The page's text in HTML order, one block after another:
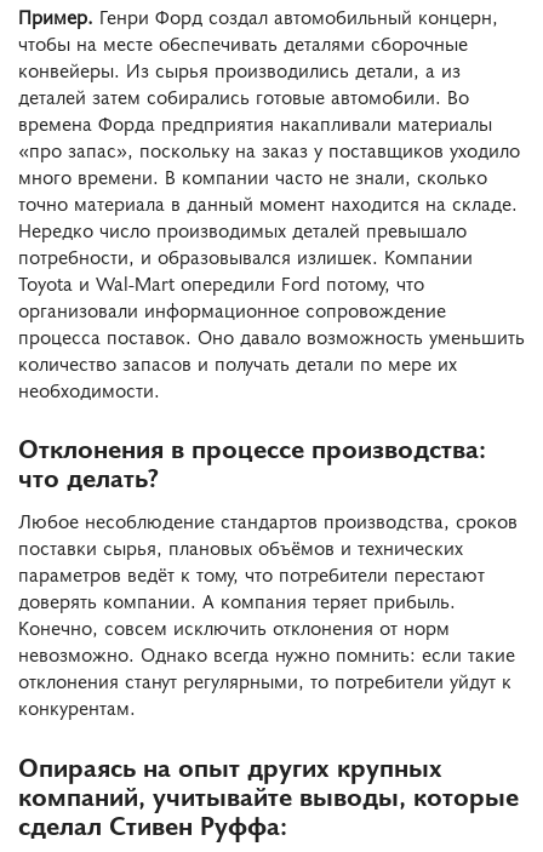
Пример. Генри Форд создал автомобильный концерн,
чтобы на месте обеспечивать деталями сборочные
конвейеры. Из сырья производились детали, а из
деталей затем собирались готовые автомобили. Во
времена Форда предприятия накапливали материалы
«про запас», поскольку на заказ у поставщиков уходило
много времени. В компании часто не знали, сколько
точно материала в данный момент находится на складе.
Нередко число производимых деталей превышало
потребности, и образовывался излишек. Компании
Toyota и Wal-Mart опередили Ford потому, что
организовали информационное сопровождение
процесса поставок. Оно давало возможность уменьшить
количество запасов и получать детали по мере их
необходимости.
Отклонения в процессе производства:
что делать?
Любое несоблюдение стандартов производства, сроков
поставки сырья, плановых объёмов и технических
параметров ведёт к тому, что потребители перестают
доверять компании. А компания теряет прибыль.
Конечно, совсем исключить отклонения от норм
невозможно. Однако всегда нужно помнить: если такие
отклонения станут регулярными, то потребители уйдут к
конкурентам.
Опираясь на опыт других крупных
компаний, учитывайте выводы, которые
сделал Стивен Руффа: